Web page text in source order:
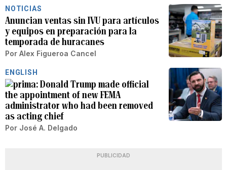
NOTICIAS
Anuncian ventas sin IVU para artículos
y equipos en preparación para la
temporada de huracanes
Por Alex Figueroa Cancel
ENGLISH
Donald Trump made official
the appointment of new FEMA
administrator who had been removed
as acting chief
Por José A. Delgado
PUBLICIDAD